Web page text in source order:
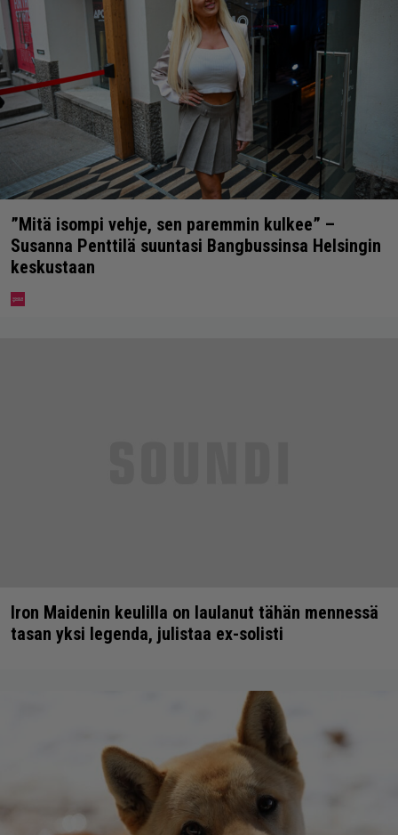
”Mitä isompi vehje, sen paremmin kulkee” –
Susanna Penttilä suuntasi Bangbussinsa Helsingin
keskustaan
Iron Maidenin keulilla on laulanut tähän mennessä
tasan yksi legenda, julistaa ex-solisti